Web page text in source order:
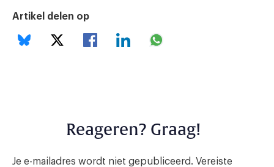
Artikel delen op
Reageren? Graag!
Je e-mailadres wordt niet gepubliceerd. Vereiste